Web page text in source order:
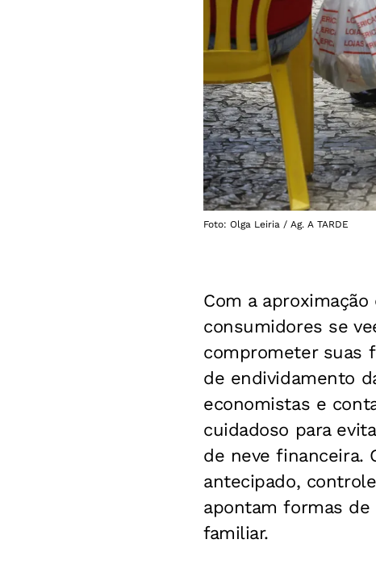
Foto: Olga Leiria / Ag. A TARDE
Com a
consumidores se
comprometer suas
de endividamento
economistas e
cuidadoso para
de neve financeira.
antecipado,
apontam formas
familiar.